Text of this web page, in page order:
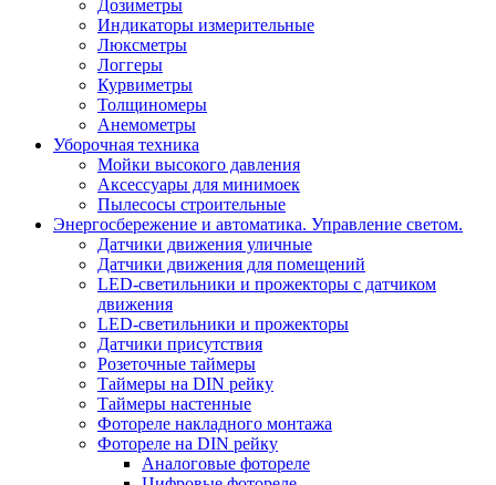
Дозиметры
Индикаторы измерительные
Люксметры
Логгеры
Курвиметры
Толщиномеры
Анемометры
Уборочная техника
Мойки высокого давления
Аксессуары для минимоек
Пылесосы строительные
Энергосбережение и автоматика. Управление светом.
Датчики движения уличные
Датчики движения для помещений
LED-светильники и прожекторы с датчиком
движения
LED-светильники и прожекторы
Датчики присутствия
Розеточные таймеры
Таймеры на DIN рейку
Таймеры настенные
Фотореле накладного монтажа
Фотореле на DIN рейку
Аналоговые фотореле